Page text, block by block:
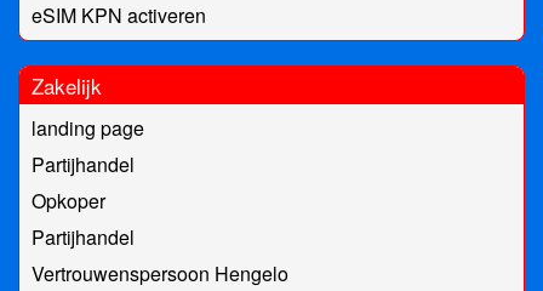
eSIM KPN activeren
Zakelijk
landing page
Partijhandel
Opkoper
Partijhandel
Vertrouwenspersoon Hengelo